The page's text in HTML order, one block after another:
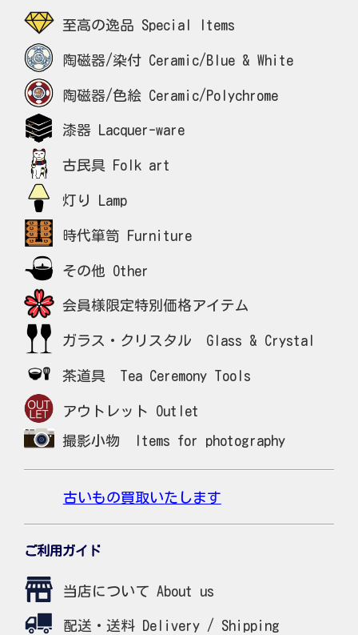
至高の逸品 Special Items
陶磁器/染付 Ceramic/Blue & White
陶磁器/色絵 Ceramic/Polychrome
漆器 Lacquer-ware
古民具 Folk art
灯り Lamp
時代箪笥 Furniture
その他 Other
会員様限定特別価格アイテム
ガラス・クリスタル Glass & Crystal
茶道具 Tea Ceremony Tools
アウトレット Outlet
撮影小物 Items for photography
古いもの買取いたします
ご利用ガイド
当店について About us
配送・送料 Delivery / Shipping